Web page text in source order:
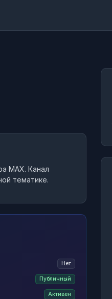
MAX. Канал
тематике.
Нет
Публичный
Активен